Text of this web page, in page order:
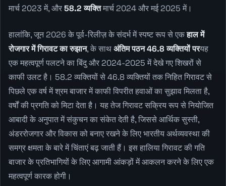
मार्च 2023 में, और58.2 व्यक्तिमार्च 2024 और मई 2025 में।
हालांकि, जून 2026 के पूर्व-रिलीज़ के संदर्भ में स्पष्ट रूप से एकहाल में
रोजगार में गिरावट का रुझान, के साथअंतिम पठन 46.8 व्यक्तियों परयह
एक महत्वपूर्ण पलटने का बिंदु और 2024-2025 में देखे गए शिखरों से
काफी उलट है। 58.2 व्यक्तियों से 46.8 व्यक्तियों तक निहित गिरावट से
पिछले एक वर्ष में श्रम बाजार में काफी विपरीत हवाओं का सुझाव मिलता है,
वर्षों की प्रगति को मिटा देता है। यह तेज गिरावट सक्रिय रूप से नियोजित
आबादी के अनुपात में संकुचन का संकेत देती है, जिससे आर्थिक सुस्ती,
अंडररोजगार और विकास को बनाए रखने के लिए भारतीय अर्थव्यवस्था की
समग्र क्षमता के बारे में चिंताएं बढ़ जाती हैं। इस हालिया गिरावट की गति
बाजार के प्रतिभागियों के लिए आगामी आंकड़ों में आकलन करने के लिए एक
महत्वपूर्ण कारक होगी।